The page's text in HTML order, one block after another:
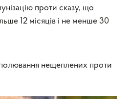
проти сказу, що
12 місяців і не менше 30
нещеплених проти